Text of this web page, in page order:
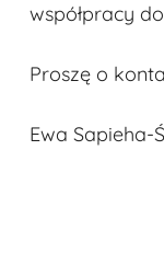
współpracy
Proszę o
Ewa Sapieha-